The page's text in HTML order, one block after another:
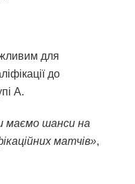
для
до
А.
маємо шанси на
матчів»,